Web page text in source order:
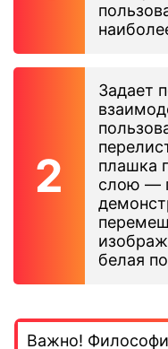
Задает
плашка
слою —
белая
Важно!